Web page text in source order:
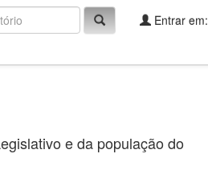
Entrar em:
e da população do